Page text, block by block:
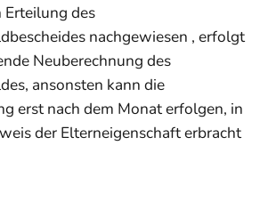
Erteilung des
nachgewiesen , erfolgt
Neuberechnung des
ansonsten kann die
erst nach dem Monat erfolgen, in
der Elterneigenschaft erbracht